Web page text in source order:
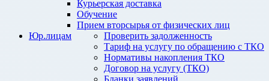
Курьерская доставка
Обучение
Прием вторсырья от физических лиц
Проверить задолженность
Тариф на услугу по обращению с ТКО
Нормативы накопления ТКО
Договор на услугу (ТКО)
Бланки заявлений
Юр.лицам